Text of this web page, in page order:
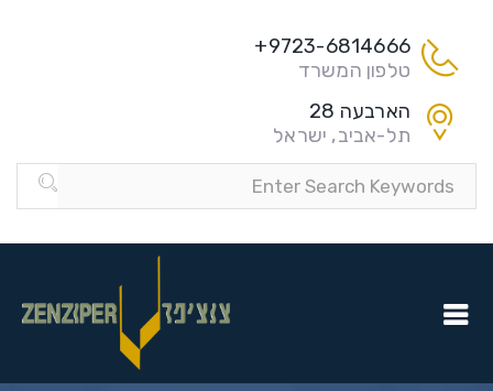
9723-6814666+
טלפון המשרד
הארבעה 28
תל-אביב, ישראל